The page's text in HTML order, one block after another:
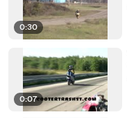
0:30
0:07